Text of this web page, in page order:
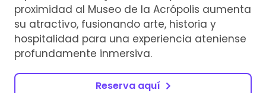
proximidad al Museo de la Acrópolis aumenta
su atractivo, fusionando arte, historia y
hospitalidad para una experiencia ateniense
profundamente inmersiva.
Reserva aquí